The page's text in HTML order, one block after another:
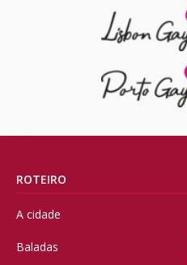
ROTEIRO
A cidade
Baladas